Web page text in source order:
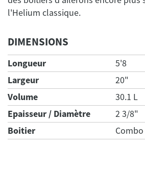
DIMENSIONS
Longueur
5'8
Largeur
20"
Volume
30.1 L
Epaisseur / Diamètre
2 3/8"
Boitier